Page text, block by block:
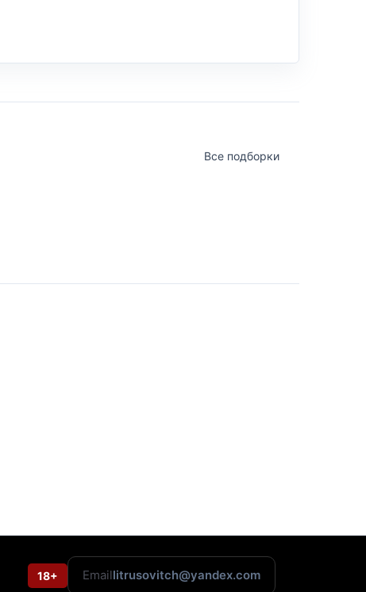
Все подборки
18+ Emaillitrusovitch@yandex.com